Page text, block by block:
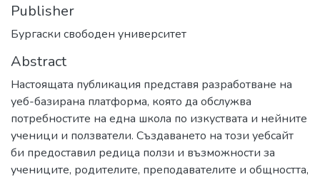
Publisher
Бургаски свободен университет
Abstract
Настоящата публикация представя разработване на
уеб-базирана платформа, която да обслужва
потребностите на една школа по изкуствата и нейните
ученици и ползватели. Създаването на този уебсайт
би предоставил редица ползи и възможности за
учениците, родителите, преподавателите и общността,